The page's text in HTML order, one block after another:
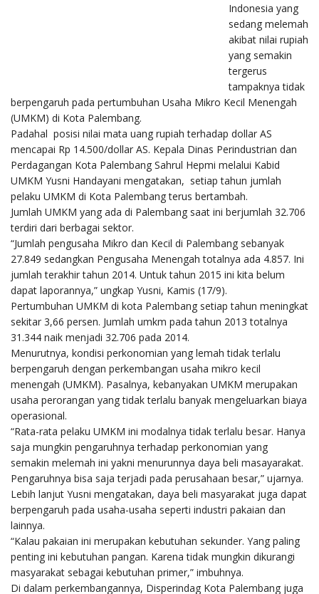
Indonesia yang
sedang melemah
akibat nilai rupiah
yang semakin
tergerus
tampaknya tidak
berpengaruh pada pertumbuhan Usaha Mikro Kecil Menengah
(UMKM) di Kota Palembang.
Padahal posisi nilai mata uang rupiah terhadap dollar AS
mencapai Rp 14.500/dollar AS. Kepala Dinas Perindustrian dan
Perdagangan Kota Palembang Sahrul Hepmi melalui Kabid
UMKM Yusni Handayani mengatakan, setiap tahun jumlah
pelaku UMKM di Kota Palembang terus bertambah.
Jumlah UMKM yang ada di Palembang saat ini berjumlah 32.706
terdiri dari berbagai sektor.
“Jumlah pengusaha Mikro dan Kecil di Palembang sebanyak
27.849 sedangkan Pengusaha Menengah totalnya ada 4.857. Ini
jumlah terakhir tahun 2014. Untuk tahun 2015 ini kita belum
dapat laporannya,” ungkap Yusni, Kamis (17/9).
Pertumbuhan UMKM di kota Palembang setiap tahun meningkat
sekitar 3,66 persen. Jumlah umkm pada tahun 2013 totalnya
31.344 naik menjadi 32.706 pada 2014.
Menurutnya, kondisi perkonomian yang lemah tidak terlalu
berpengaruh dengan perkembangan usaha mikro kecil
menengah (UMKM). Pasalnya, kebanyakan UMKM merupakan
usaha perorangan yang tidak terlalu banyak mengeluarkan biaya
operasional.
“Rata-rata pelaku UMKM ini modalnya tidak terlalu besar. Hanya
saja mungkin pengaruhnya terhadap perkonomian yang
semakin melemah ini yakni menurunnya daya beli masayarakat.
Pengaruhnya bisa saja terjadi pada perusahaan besar,” ujarnya.
Lebih lanjut Yusni mengatakan, daya beli masyarakat juga dapat
berpengaruh pada usaha-usaha seperti industri pakaian dan
lainnya.
“Kalau pakaian ini merupakan kebutuhan sekunder. Yang paling
penting ini kebutuhan pangan. Karena tidak mungkin dikurangi
masyarakat sebagai kebutuhan primer,” imbuhnya.
Di dalam perkembangannya, Disperindag Kota Palembang juga